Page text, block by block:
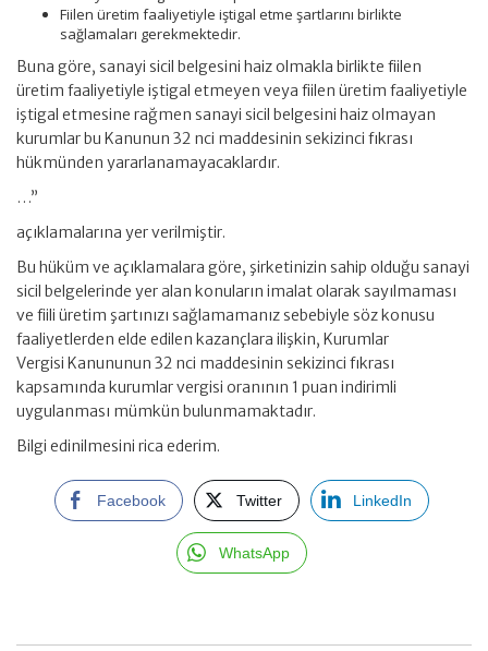
Fiilen üretim faaliyetiyle iştigal etme şartlarını birlikte
sağlamaları gerekmektedir.
Buna göre, sanayi sicil belgesini haiz olmakla birlikte fiilen
üretim faaliyetiyle iştigal etmeyen veya fiilen üretim faaliyetiyle
iştigal etmesine rağmen sanayi sicil belgesini haiz olmayan
kurumlar bu Kanunun 32 nci maddesinin sekizinci fıkrası
hükmünden yararlanamayacaklardır.
…”
açıklamalarına yer verilmiştir.
Bu hüküm ve açıklamalara göre, şirketinizin sahip olduğu sanayi
sicil belgelerinde yer alan konuların imalat olarak sayılmaması
ve fiili üretim şartınızı sağlamamanız sebebiyle söz konusu
faaliyetlerden elde edilen kazançlara ilişkin, Kurumlar
Vergisi Kanununun 32 nci maddesinin sekizinci fıkrası
kapsamında kurumlar vergisi oranının 1 puan indirimli
uygulanması mümkün bulunmamaktadır.
Bilgi edinilmesini rica ederim.
Facebook Twitter LinkedIn
WhatsApp